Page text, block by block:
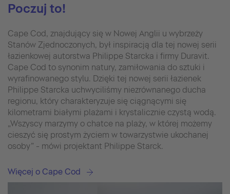
Poczuj to!
Cape Cod, znajdujący się w Nowej Anglii u wybrzeży
Stanów Zjednoczonych, był inspiracją dla tej nowej serii
łazienkowej autorstwa Philippe Starcka i firmy Duravit.
Cape Cod to synonim natury, zamiłowania do sztuki i
wyrafinowanego stylu. Dzięki tej nowej serii łazienek
Philippe Starcka uchwyciliśmy niezrównanego ducha
regionu, który charakteryzuje się ciągnącymi się
kilometrami białymi plażami i krystalicznie czystą wodą.
„Wszyscy marzymy o chatce na plaży, w której możemy
cieszyć się prostym życiem w towarzystwie ukochanej
osoby” - mówi projektant Philippe Starck.
Więcej o Cape Cod